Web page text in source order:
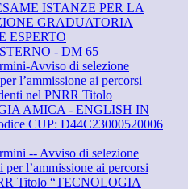
ISTANZE PER LA
GRADUATORIA
ESPERTO
- DM 65
Avviso di selezione
l’ammissione ai percorsi
nel PNRR Titolo
AMICA - ENGLISH IN
CUP: D44C23000520006
-- Avviso di selezione
per l’ammissione ai percorsi
Titolo “TECNOLOGIA